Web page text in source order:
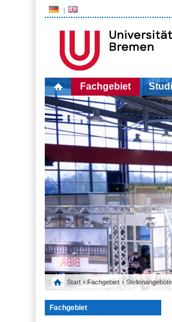
Fachgebiet
Start › Fachgebiet ›Stellenangebote
Fachgebiet